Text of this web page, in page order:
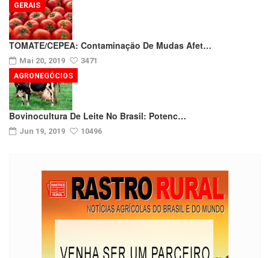
TOMATE/CEPEA: Contaminação De Mudas Afet…
Mai 20, 2019 3471
GERAIS
Bovinocultura De Leite No Brasil: Potenc…
Jun 19, 2019 10496
AGRONEGÓCIOS